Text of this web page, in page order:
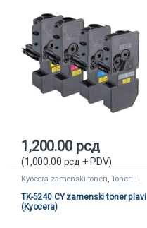
1,200.00 рсд
(1,000.00 рсд + PDV)
Kyocera zamenski toneri, Toneri i
TK-5240 CY zamenski toner plavi
(Kyocera)